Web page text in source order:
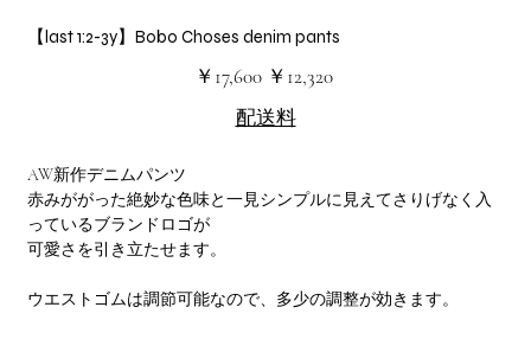
【last 1:2-3y】Bobo Choses denim pants
元
の
￥17,600
セ
ー
価
￥12,320
配送料
AW新作デニムパンツ
赤みががった絶妙な色味と一見シンプルに見えてさりげなく入
っているブランドロゴが
可愛さを引き立たせます。
ウエストゴムは調節可能なので、多少の調整が効きます。